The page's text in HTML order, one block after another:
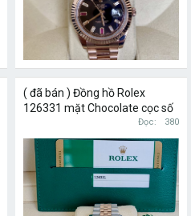
( đã bán ) Đồng hồ Rolex
126331 mặt Chocolate cọc số
Đọc 380